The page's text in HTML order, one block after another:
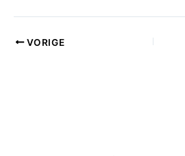
VORIGE